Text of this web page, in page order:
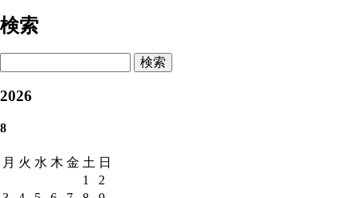
検索
検索
2026
8
月 火 水 木 金 土 日
1
2